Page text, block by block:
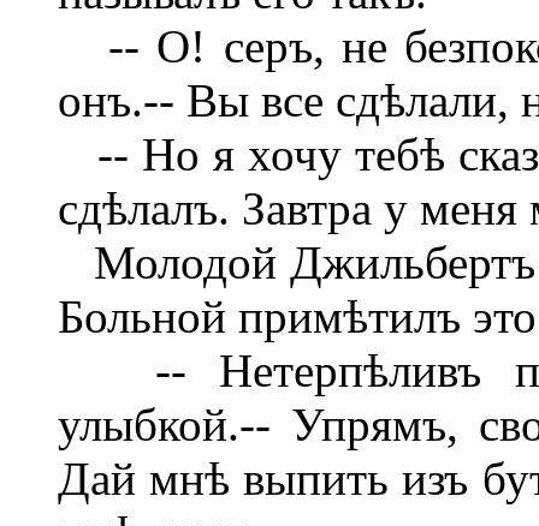
-- О! серъ, не
онъ.-- Вы все сдѣлали,
-- Но я хочу тебѣ
сдѣлалъ. Завтра у
Молодой Джильбертъ
Больной примѣтилъ
-- Нетерпѣливъ
улыбкой.-- Упрямъ,
Дай мнѣ выпить изъ